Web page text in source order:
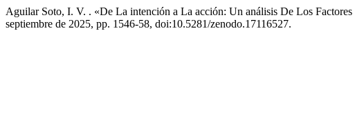
Aguilar Soto, I. V. . «De La intención a La acción: Un análisis De Los
septiembre de 2025, pp. 1546-58, doi:10.5281/zenodo.17116527.